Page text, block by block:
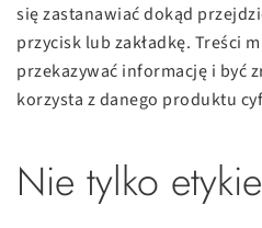
się zastanawiać dokąd
przycisk lub zakładkę. Treści
przekazywać informację i być
korzysta z danego produktu
Nie tylko